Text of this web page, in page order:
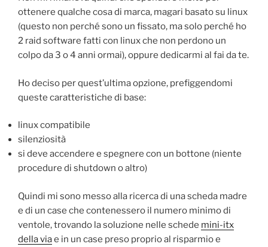
ottenere qualche cosa di marca, magari basato su linux
(questo non perché sono un fissato, ma solo perché ho
2 raid software fatti con linux che non perdono un
colpo da 3 o 4 anni ormai), oppure dedicarmi al fai da te.
Ho deciso per quest’ultima opzione, prefiggendomi
queste caratteristiche di base:
linux compatibile
silenziosità
si deve accendere e spegnere con un bottone (niente
procedure di shutdown o altro)
Quindi mi sono messo alla ricerca di una scheda madre
e di un case che contenessero il numero minimo di
ventole, trovando la soluzione nelle schede mini-itx
della viae in un case preso proprio al risparmio e